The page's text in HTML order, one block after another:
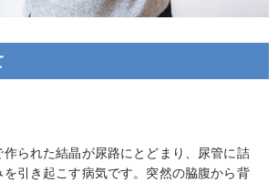
られた結晶が尿路にとどまり、尿管に詰
を引き起こす病気です。突然の脇腹から背